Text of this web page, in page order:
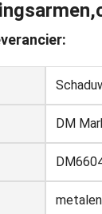
DM
metalen